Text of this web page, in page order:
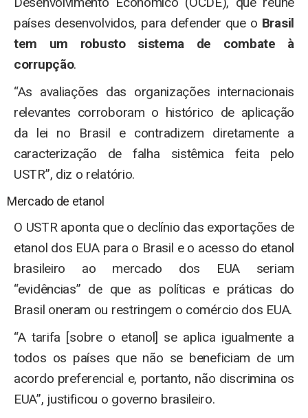
países desenvolvidos, para defender que o Brasil
tem um robusto sistema de combate à
corrupção.
“As avaliações das organizações internacionais
relevantes corroboram o histórico de aplicação
da lei no Brasil e contradizem diretamente a
caracterização de falha sistêmica feita pelo
USTR”, diz o relatório.
Mercado de etanol
O USTR aponta que o declínio das exportações de
etanol dos EUA para o Brasil e o acesso do etanol
brasileiro ao mercado dos EUA seriam
“evidências” de que as políticas e práticas do
Brasil oneram ou restringem o comércio dos EUA.
“A tarifa [sobre o etanol] se aplica igualmente a
todos os países que não se beneficiam de um
acordo preferencial e, portanto, não discrimina os
EUA”, justificou o governo brasileiro.